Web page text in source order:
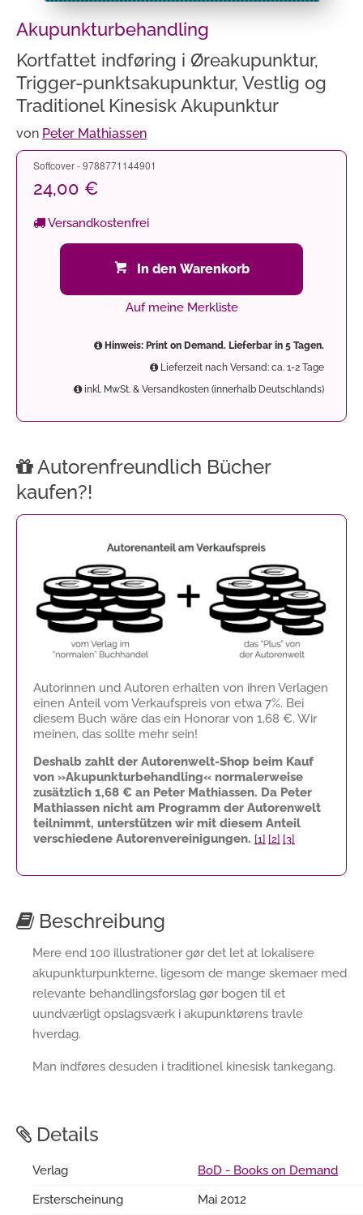
Akupunkturbehandling
Kortfattet indføring i Øreakupunktur,
Trigger-punktsakupunktur, Vestlig og
Traditionel Kinesisk Akupunktur
von Peter Mathiassen
Softcover - 9788771144901
24,00 €
Versandkostenfrei
In den Warenkorb
Auf meine Merkliste
Hinweis: Print on Demand. Lieferbar in 5 Tagen.
Lieferzeit nach Versand: ca. 1-2 Tage
inkl. MwSt. & Versandkosten (innerhalb Deutschlands)
Autorenfreundlich Bücher
kaufen?!
Autorinnen und Autoren erhalten von ihren Verlagen
einen Anteil vom Verkaufspreis von etwa 7%. Bei
diesem Buch wäre das ein Honorar von 1,68 €. Wir
meinen, das sollte mehr sein!
Deshalb zahlt der Autorenwelt-Shop beim Kauf
von »Akupunkturbehandling« normalerweise
zusätzlich 1,68 € an Peter Mathiassen. Da Peter
Mathiassen nicht am Programm der Autorenwelt
teilnimmt, unterstützen wir mit diesem Anteil
verschiedene Autorenvereinigungen. [1] [2] [3]
Beschreibung
Mere end 100 illustrationer gør det let at lokalisere
akupunkturpunkterne, ligesom de mange skemaer med
relevante behandlingsforslag gør bogen til et
uundværligt opslagsværk i akupunktørens travle
hverdag.
Man indføres desuden i traditionel kinesisk tankegang.
Details
Verlag
BoD - Books on Demand
Ersterscheinung
Mai 2012